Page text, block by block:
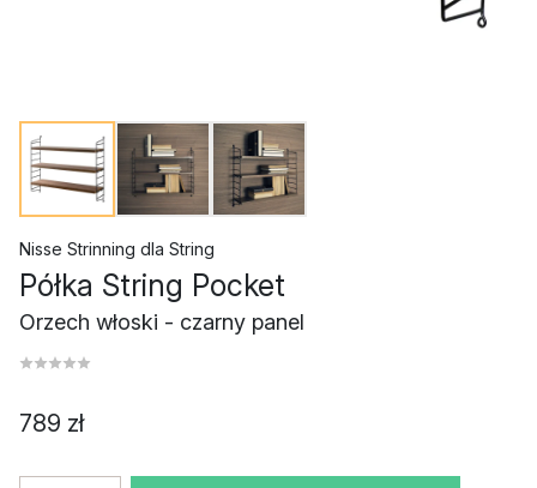
Nisse Strinning dla String
Półka String Pocket
Orzech włoski - czarny panel
789 zł